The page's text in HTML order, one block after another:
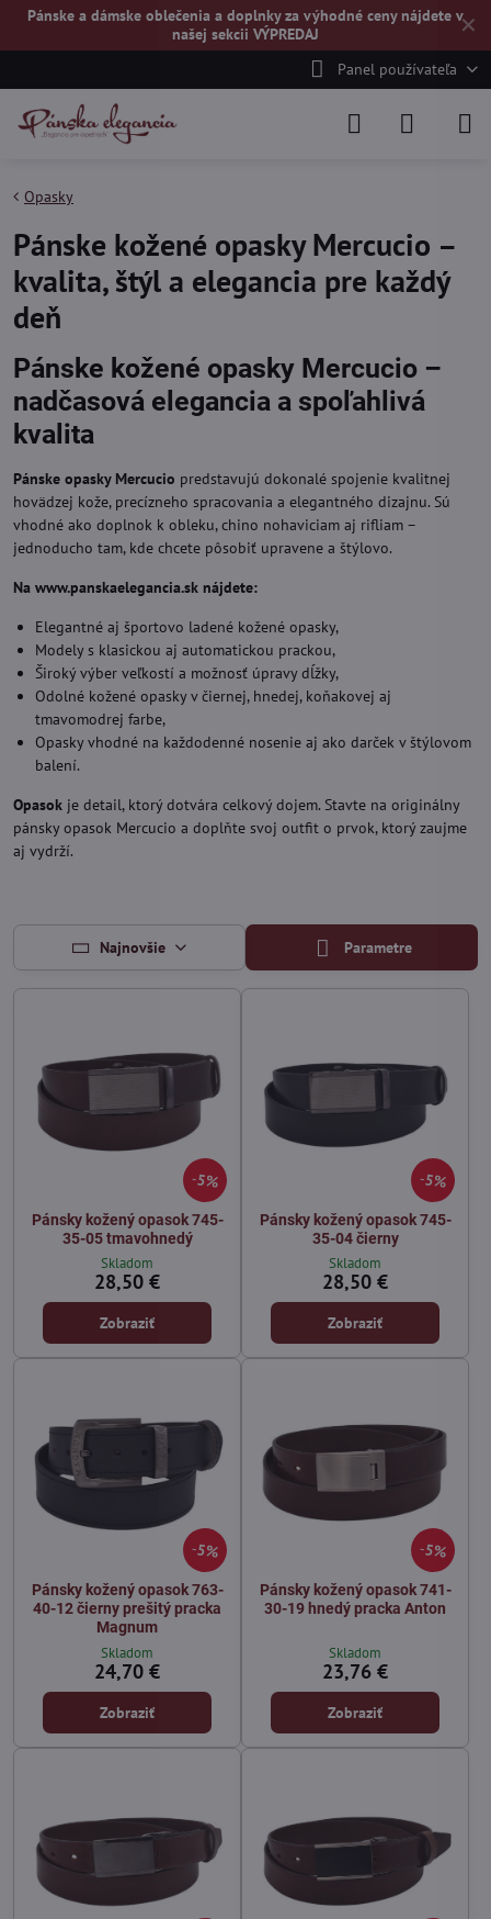
✕
Pánske a dámske oblečenia a doplnky za výhodné ceny nájdete v
našej sekcii VÝPREDAJ
Panel používateľa
Opasky
Pánske kožené opasky Mercucio –
kvalita, štýl a elegancia pre každý
deň
Pánske kožené opasky Mercucio –
nadčasová elegancia a spoľahlivá
kvalita
Pánske opasky Mercucio predstavujú dokonalé spojenie kvalitnej
hovädzej kože, precízneho spracovania a elegantného dizajnu. Sú
vhodné ako doplnok k obleku, chino nohaviciam aj rifliam –
jednoducho tam, kde chcete pôsobiť upravene a štýlovo.
Na www.panskaelegancia.sk nájdete:
Elegantné aj športovo ladené kožené opasky,
Modely s klasickou aj automatickou prackou,
Široký výber veľkostí a možnosť úpravy dĺžky,
Odolné kožené opasky v čiernej, hnedej, koňakovej aj
tmavomodrej farbe,
Opasky vhodné na každodenné nosenie aj ako darček v štýlovom
balení.
Opasok je detail, ktorý dotvára celkový dojem. Stavte na originálny
pánsky opasok Mercucio a doplňte svoj outfit o prvok, ktorý zaujme
aj vydrží.
Najnovšie Parametre
5%
Pánsky kožený opasok 745-
35-05 tmavohnedý
Skladom
28,50 €
Zobraziť
5%
Pánsky kožený opasok 745-
35-04 čierny
Skladom
28,50 €
Zobraziť
5%
Pánsky kožený opasok 763-
40-12 čierny prešitý pracka
Magnum
Skladom
24,70 €
Zobraziť
5%
Pánsky kožený opasok 741-
30-19 hnedý pracka Anton
Skladom
23,76 €
Zobraziť